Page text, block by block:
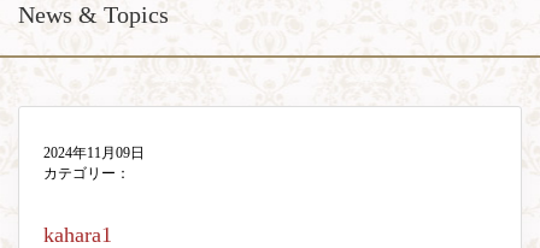
News & Topics
2024年11月09日
カテゴリー：
kahara1